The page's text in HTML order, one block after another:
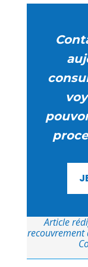
Article
recouvrement